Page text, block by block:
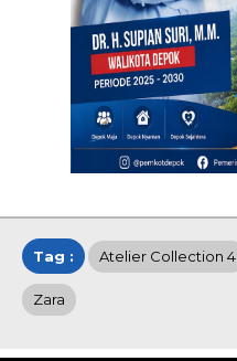
Tag : Atelier Collection 4
Zara